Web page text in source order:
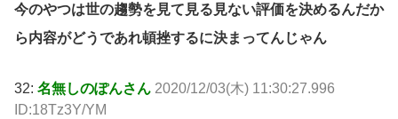
今のやつは世の趨勢を見て見る見ない評価を決めるんだか
ら内容がどうであれ頓挫するに決まってんじゃん
32: 名無しのぽんさん 2020/12/03(木) 11:30:27.996
ID:18Tz3Y/YM